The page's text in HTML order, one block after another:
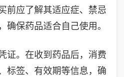
前应了解其适应症、禁忌
确保药品适合自己使用。
证。在收到药品后，消费
标签、有效期等信息，确